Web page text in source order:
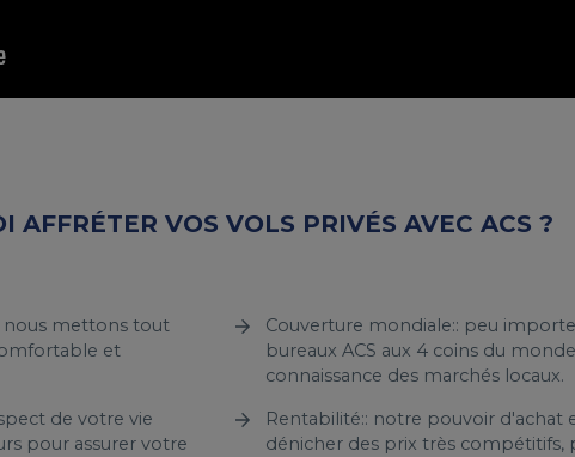
AFFRÉTER VOS VOLS PRIVÉS AVEC ACS ?
nous mettons tout
et
Couverture mondiale:: peu
bureaux ACS aux 4 coins du
connaissance des marchés locaux.
de votre vie
pour assurer votre
Rentabilité:: notre pouvoir
dénicher des prix très compétitifs,